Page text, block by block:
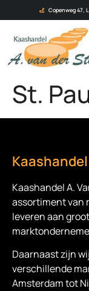
Copenweg 47,
St.
Kaashandel A.
assortiment van
leveren aan
Daarnaast zijn
verschillende
Amsterdam tot